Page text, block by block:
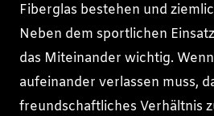
Fiberglas bestehen und
Neben dem sportlichen
das Miteinander wichtig.
aufeinander verlassen muss,
freundschaftliches Verhältnis